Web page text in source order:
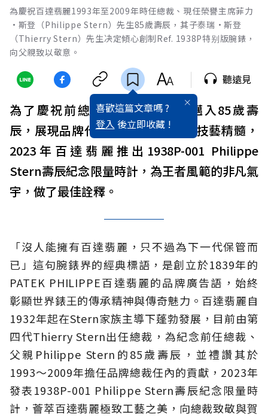
為慶祝百達翡麗1993年至2009年時任總裁、現任榮譽主席菲力
·斯登（Philippe Stern）先生85歲壽辰，其子泰瑞·斯登
（Thierry Stern）先生决定傾心創制Ref. 1938P特别版腕錶，
向父親致以敬意。
喜歡這篇文章嗎 ?
登入 後立即收藏 !
聽遠見
為了慶祝前總裁Philippe Stern邁入85歲壽
辰，展現品牌代代相傳的高級製錶技藝精髓，
2023年百達翡麗推出1938P-001 Philippe
Stern壽辰紀念限量時計，為王者風範的非凡氣
宇，做了最佳詮釋。
「沒人能擁有百達翡麗，只不過為下一代保管而
已」這句腕錶界的經典標語，是創立於1839年的
PATEK PHILIPPE百達翡麗的品牌廣告語，始終
彰顯世界錶王的傳承精神與傳奇魅力。百達翡麗自
1932年起在Stern家族主導下蓬勃發展，目前由第
四代Thierry Stern出任總裁，為紀念前任總裁、
父親Philippe Stern的85歲壽辰，並禮讚其於
1993～2009年擔任品牌總裁任內的貢獻，2023年
發表1938P-001 Philippe Stern壽辰紀念限量時
計，薈萃百達翡麗極致工藝之美，向總裁致敬與賀